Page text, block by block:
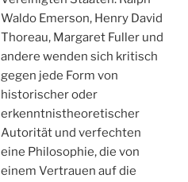
Waldo Emerson, Henry David
Thoreau, Margaret Fuller und
andere wenden sich kritisch
gegen jede Form von
historischer oder
erkenntnistheoretischer
Autorität und verfechten
eine Philosophie, die von
einem Vertrauen auf die